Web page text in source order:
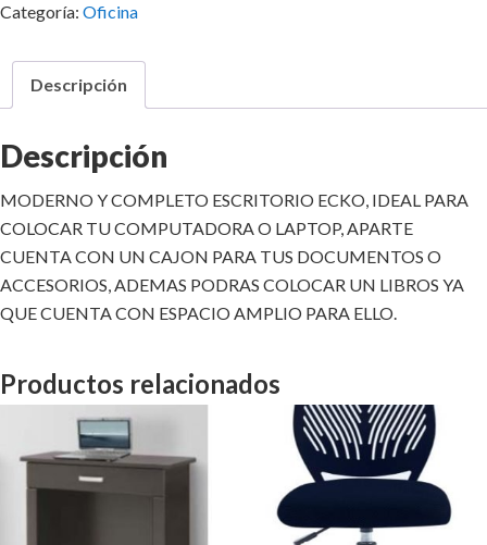
Categoría: Oficina
Descripción
Descripción
MODERNO Y COMPLETO ESCRITORIO ECKO, IDEAL PARA
COLOCAR TU COMPUTADORA O LAPTOP, APARTE
CUENTA CON UN CAJON PARA TUS DOCUMENTOS O
ACCESORIOS, ADEMAS PODRAS COLOCAR UN LIBROS YA
QUE CUENTA CON ESPACIO AMPLIO PARA ELLO.
Productos relacionados